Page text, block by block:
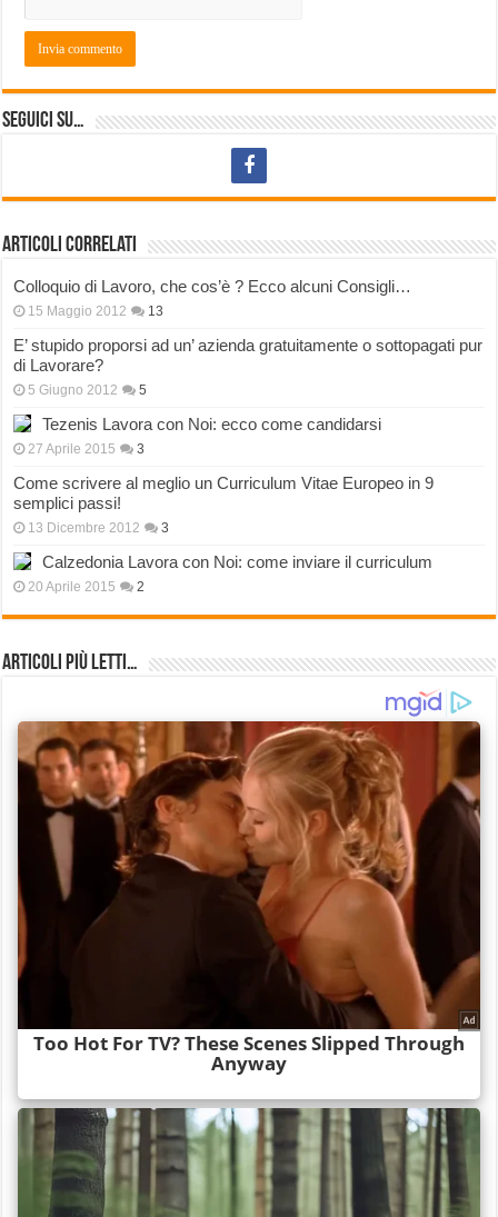
Seguici su…
Articoli correlati
Colloquio di Lavoro, che cos’è ? Ecco alcuni Consigli…
15 Maggio 2012 13
E’ stupido proporsi ad un’ azienda gratuitamente o sottopagati pur
di Lavorare?
5 Giugno 2012 5
Tezenis Lavora con Noi: ecco come candidarsi
27 Aprile 2015 3
Come scrivere al meglio un Curriculum Vitae Europeo in 9
semplici passi!
13 Dicembre 2012 3
Calzedonia Lavora con Noi: come inviare il curriculum
20 Aprile 2015 2
Articoli più Letti…